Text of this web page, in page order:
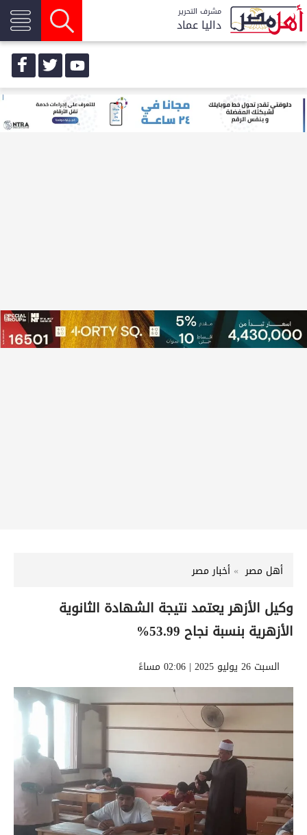
مشرف التحرير
داليا عماد
أهل مصر أخبار مصر
وكيل الأزهر يعتمد نتيجة الشهادة الثانوية
الأزهرية بنسبة نجاح 53.99%
السبت 26 يوليو 2025 | 02:06 مساءً